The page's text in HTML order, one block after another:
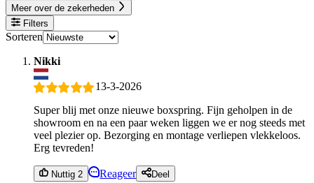
Meer over de zekerheden
Filters
Sorteren
Nikki
13-3-2026
Super blij met onze nieuwe boxspring. Fijn geholpen in de
showroom en na een paar weken liggen we er nog steeds met
veel plezier op. Bezorging en montage verliepen vlekkeloos.
Erg tevreden!
Nuttig 2 Reageer Deel